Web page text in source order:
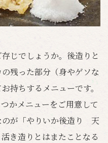
じでしょうか。後造りと
残った部分（身やゲソな
持ちするメニューです。
かメニューをご用意して
のが「やりいか後造り 天
き造りとはまたことなる